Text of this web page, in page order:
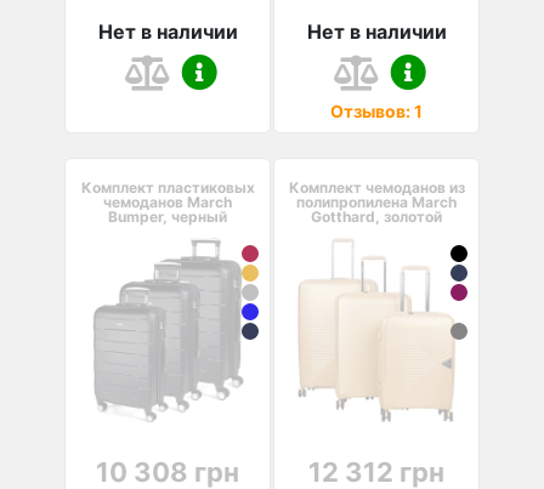
Нет в наличии Нет в наличии
Отзывов: 1
Комплект пластиковых
чемоданов March
Bumper, черный
10 308 грн
Комплект чемоданов из
полипропилена March
Gotthard, золотой
12 312 грн